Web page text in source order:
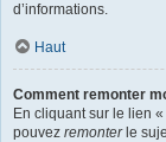
d’informations.
Haut
Comment remonter
En cliquant sur le lien
pouvez remonterle